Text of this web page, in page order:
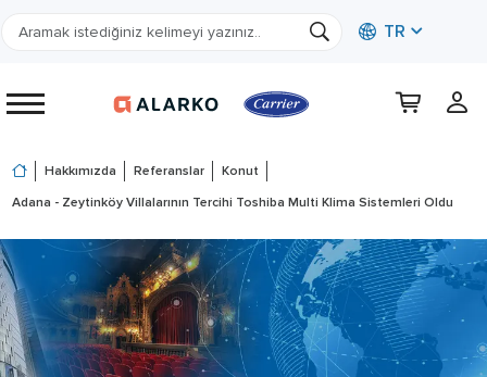
TR
Hakkımızda Referanslar
Konut
Adana - Zeytinköy Villalarının Tercihi Toshiba Multi Klima Sistemleri Oldu